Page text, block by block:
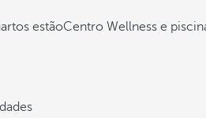
estãoCentro Wellness e